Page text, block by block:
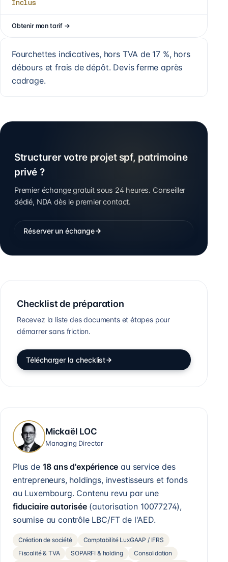
Inclus
Obtenir mon tarif →
Fourchettes indicatives, hors TVA de 17 %, hors
débours et frais de dépôt. Devis ferme après
cadrage.
Structurer votre projet spf, patrimoine
privé ?
Premier échange gratuit sous 24 heures. Conseiller
dédié, NDA dès le premier contact.
Réserver un échange
Checklist de préparation
Recevez la liste des documents et étapes pour
démarrer sans friction.
Télécharger la checklist
Mickaël LOC
Managing Director
Plus de 18 ans d'expérience au service des
entrepreneurs, holdings, investisseurs et fonds
au Luxembourg. Contenu revu par une
fiduciaire autorisée(autorisation 10077274),
soumise au contrôle LBC/FT de l'AED.
Création de société
Comptabilité LuxGAAP / IFRS
Fiscalité & TVA
SOPARFI & holding
Consolidation